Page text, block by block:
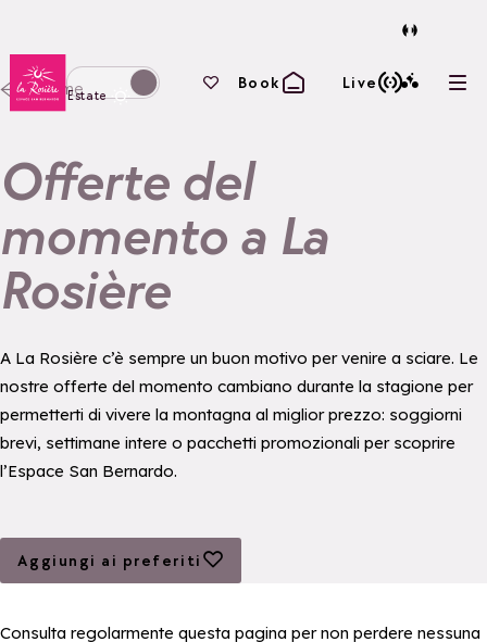
Torna alla home page
Passa alla modalità invernale
Estate
I tuoi preferiti
Book Live
Home
Offerte del
momento a La
Rosière
A La Rosière c’è sempre un buon motivo per venire a sciare. Le
nostre offerte del momento cambiano durante la stagione per
permetterti di vivere la montagna al miglior prezzo: soggiorni
brevi, settimane intere o pacchetti promozionali per scoprire
l’Espace San Bernardo.
Aggiungi ai preferiti
Aggiungi ai preferiti
Consulta regolarmente questa pagina per non perdere nessuna